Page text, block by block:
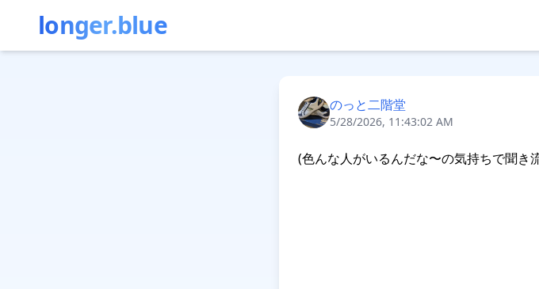
longer.blue
のっと二階堂
5/28/2026, 11:43:02 AM
(色んな人がいるんだな〜の気持ちで聞き